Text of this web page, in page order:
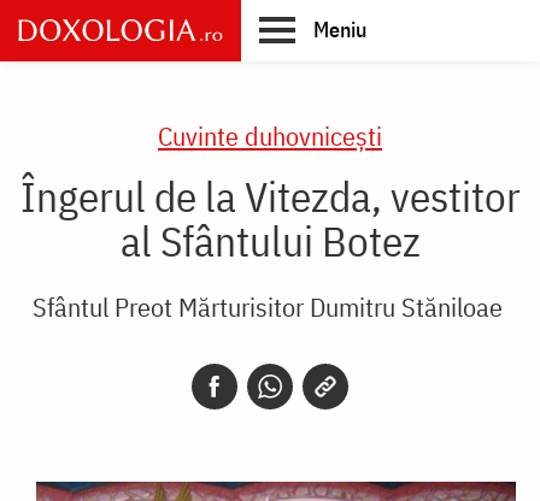
Skip
to
main
Meniu
Cuvinte duhovnicești
Îngerul de la Vitezda, vestitor
al Sfântului Botez
Sfântul Preot Mărturisitor Dumitru Stăniloae